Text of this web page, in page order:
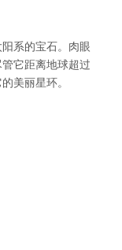
系的宝石。肉眼
它距离地球超过
美丽星环。